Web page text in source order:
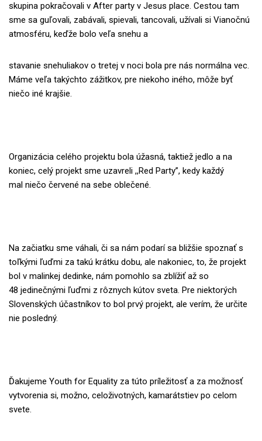
skupina pokračovali v After party v Jesus place. Cestou tam
sme sa guľovali, zabávali, spievali, tancovali, užívali si Vianočnú
atmosféru, keďže bolo veľa snehu a
stavanie snehuliakov o tretej v noci bola pre nás normálna vec.
Máme veľa takýchto zážitkov, pre niekoho iného, môže byť
niečo iné krajšie.
Organizácia celého projektu bola úžasná, taktiež jedlo a na
koniec, celý projekt sme uzavreli ,,Red Party”, kedy každý
mal niečo červené na sebe oblečené.
Na začiatku sme váhali, či sa nám podarí sa bližšie spoznať s
toľkými ľuďmi za takú krátku dobu, ale nakoniec, to, že projekt
bol v malinkej dedinke, nám pomohlo sa zblížiť až so
48 jedinečnými ľuďmi z rôznych kútov sveta. Pre niektorých
Slovenských účastníkov to bol prvý projekt, ale verím, že určite
nie posledný.
Ďakujeme Youth for Equality za túto príležitosť a za možnosť
vytvorenia si, možno, celoživotných, kamarátstiev po celom
svete.